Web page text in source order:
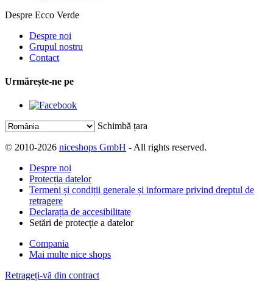
Despre Ecco Verde
Despre noi
Grupul nostru
Contact
Urmărește-ne pe
Schimbă țara
© 2010-2026 niceshops GmbH - All rights reserved.
Despre noi
Protecția datelor
Termeni și condiții generale și informare privind dreptul de
retragere
Declarația de accesibilitate
Setări de protecție a datelor
Compania
Mai multe nice shops
Retrageți-vă din contract